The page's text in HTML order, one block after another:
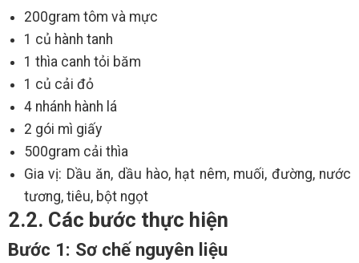
200gram tôm và mực
1 củ hành tanh
1 thìa canh tỏi băm
1 củ cải đỏ
4 nhánh hành lá
2 gói mì giấy
500gram cải thìa
Gia vị: Dầu ăn, dầu hào, hạt nêm, muối, đường, nước
tương, tiêu, bột ngọt
2.2. Các bước thực hiện
Bước 1: Sơ chế nguyên liệu